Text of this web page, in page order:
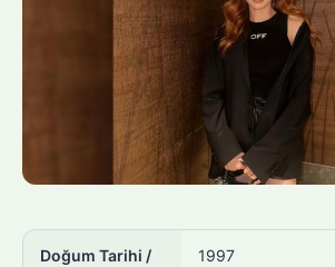
Doğum Tarihi /
1997